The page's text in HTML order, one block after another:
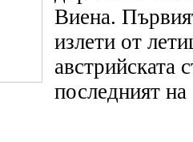
Виена.
излети от
австрийската
последният